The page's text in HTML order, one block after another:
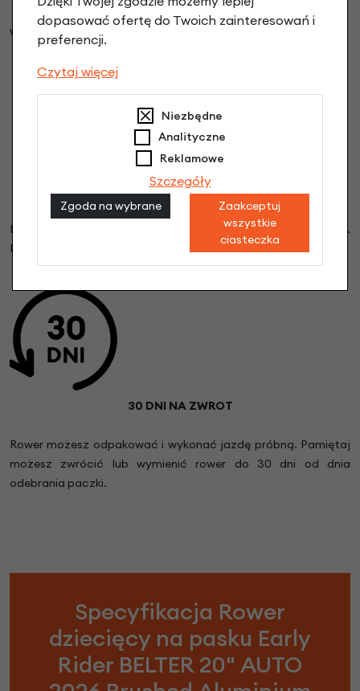
W opcji PREMIUM rowery wysyłamy w pełni wyregulowany
BEZPIECZNA PACZKA
Każda paczka jest ubezpieczona na pełną wartość roweru.
Rower możesz odpakować przy kurierze.
30 DNI NA ZWROT
Rower możesz odpakować i wykonać jazdę próbną. Pamiętaj
możesz zwrócić lub wymienić rower do 30 dni od dnia
odebrania paczki.
Specyfikacja Rower
dziecięcy na pasku Early
Rider BELTER 20" AUTO
dopasować ofertę do Twoich zainteresowań i
preferencji.
Czytaj więcej
Niezbędne
Analityczne
Reklamowe
Szczegóły
Zgoda na wybrane
Zaakceptuj
wszystkie
ciasteczka